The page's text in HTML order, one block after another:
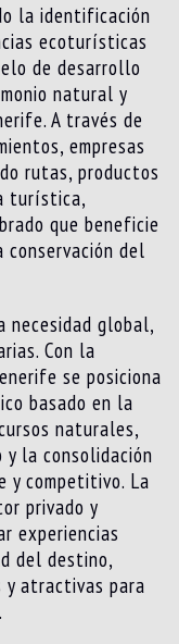
la identificación
ecoturísticas
de desarrollo
natural y
A través de
empresas
rutas, productos
turística,
que beneficie
del
necesidad global,
Con la
se posiciona
basado en la
naturales,
y la consolidación
y competitivo. La
privado y
experiencias
del destino,
y atractivas para